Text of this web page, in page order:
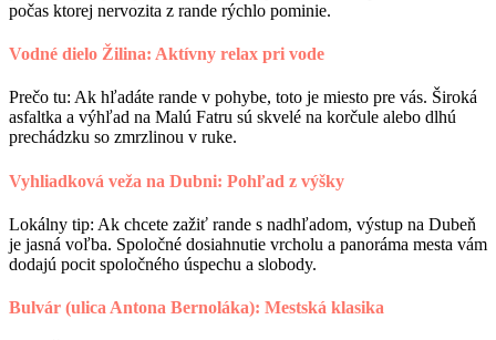
počas ktorej nervozita z rande rýchlo pominie.
Vodné dielo Žilina: Aktívny relax pri vode
Prečo tu: Ak hľadáte rande v pohybe, toto je miesto pre vás. Široká
asfaltka a výhľad na Malú Fatru sú skvelé na korčule alebo dlhú
prechádzku so zmrzlinou v ruke.
Vyhliadková veža na Dubni: Pohľad z výšky
Lokálny tip: Ak chcete zažiť rande s nadhľadom, výstup na Dubeň
je jasná voľba. Spoločné dosiahnutie vrcholu a panoráma mesta vám
dodajú pocit spoločného úspechu a slobody.
Bulvár (ulica Antona Bernoláka): Mestská klasika